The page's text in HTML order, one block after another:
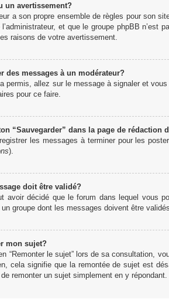
un avertissement?
a son propre ensemble de règles pour son
et que le groupe phpBB n’est
raisons de votre avertissement.
des messages à un modérateur?
permis, allez sur le message à signaler et
pour ce faire.
“Sauvegarder” dans la page de rédaction
les messages à terminer pour les
).
doit être validé?
avoir décidé que le forum dans lequel vous
groupe dont les messages doivent être
mon sujet?
“Remonter le sujet” lors de sa consultation,
cela signifie que la remontée de sujet est
remonter un sujet simplement en y